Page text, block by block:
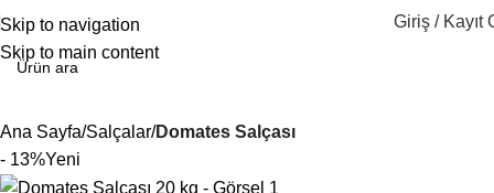
Skip to navigation
Skip to main content
Giriş / Kayıt
Ana Sayfa Salçalar Domates Salçası
- 13%Yeni